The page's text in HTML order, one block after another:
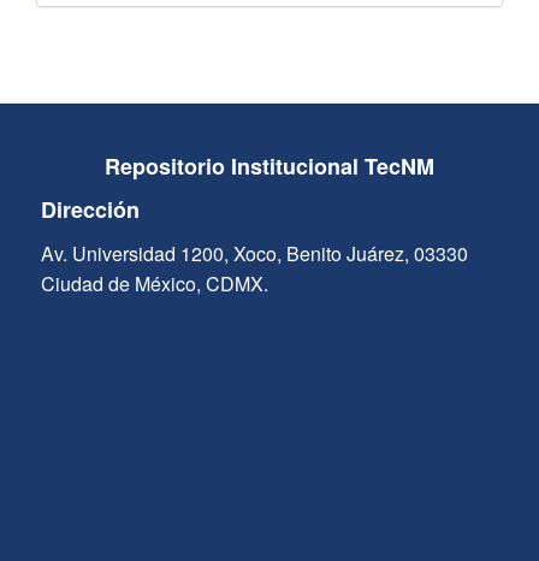
Repositorio Institucional TecNM
Dirección
Av. Universidad 1200, Xoco, Benito Juárez, 03330
Ciudad de México, CDMX.